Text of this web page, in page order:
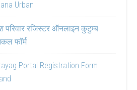
Urban
परिवार रजिस्टर ऑनलाइन कुटुम्ब
फॉर्म
Portal Registration Form